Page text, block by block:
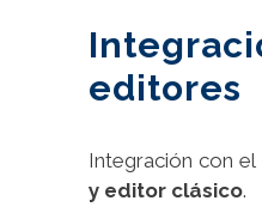
editores
Integración con el
y editor clásico.